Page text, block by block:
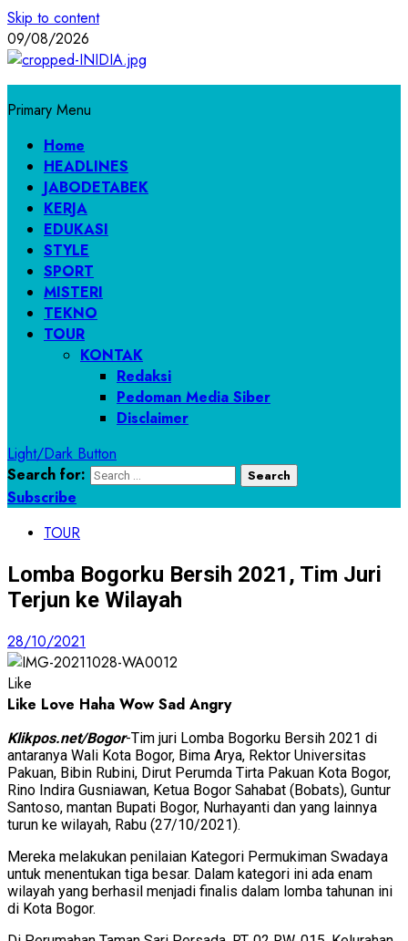
Skip to content
09/08/2026
Primary Menu
Home
HEADLINES
JABODETABEK
KERJA
EDUKASI
STYLE
SPORT
MISTERI
TEKNO
TOUR
KONTAK
Redaksi
Pedoman Media Siber
Disclaimer
Light/Dark Button
Search for:
Subscribe
TOUR
Lomba Bogorku Bersih 2021, Tim Juri
Terjun ke Wilayah
28/10/2021
Like
Like Love Haha Wow Sad Angry
Klikpos.net/Bogor-Tim juri Lomba Bogorku Bersih 2021 di
antaranya Wali Kota Bogor, Bima Arya, Rektor Universitas
Pakuan, Bibin Rubini, Dirut Perumda Tirta Pakuan Kota Bogor,
Rino Indira Gusniawan, Ketua Bogor Sahabat (Bobats), Guntur
Santoso, mantan Bupati Bogor, Nurhayanti dan yang lainnya
turun ke wilayah, Rabu (27/10/2021).
Mereka melakukan penilaian Kategori Permukiman Swadaya
untuk menentukan tiga besar. Dalam kategori ini ada enam
wilayah yang berhasil menjadi finalis dalam lomba tahunan ini
di Kota Bogor.